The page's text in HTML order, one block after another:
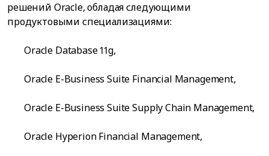
решений Oracle, обладая следующими
продуктовыми специализациями:
Oracle Database 11g,
Oracle E-Business Suite Financial Management,
Oracle E-Business Suite Supply Chain Management,
Oracle Hyperion Financial Management,